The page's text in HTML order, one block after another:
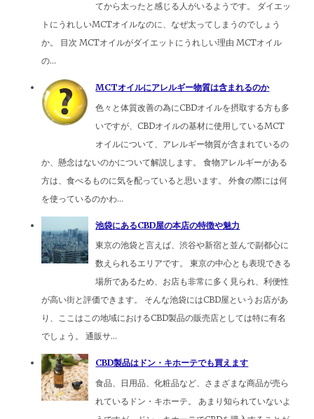
てから太ったと感じる人がいるようです。 ダイエッ
トにうれしいMCTオイルなのに、なぜ太ってしまうのでしょう
か。 目次 MCTオイルがダイエットにうれしい理由 MCTオイル
の...
MCTオイルにアレルギー物質は含まれるのか
色々と体質改善の為にCBDオイルを摂取する方も多
いですが、CBDオイルの基材に使用しているMCT
オイルについて、アレルギー物質が含まれているの
か、懸念はないのかについて解説します。 食物アレルギーがある
方は、食べるものに気を配っていると思います。 外食の際には何
を使っているのかわ...
池袋にあるCBD屋の本店の特徴や魅力
東京の池袋と言えば、渋谷や新宿と並んで副都心に
数えられるエリアです。 東京の中心とも表現できる
場所であるため、お店も非常に多く見られ、利便性
が高い街と評価できます。 そんな池袋にはCBD屋というお店があ
り、ここはこの地域におけるCBD製品の販売店としては特に有名
でしょう。 通販サ...
CBD製品はドン・キホーテでも買えます
食品、日用品、化粧品など、さまざまな商品が売ら
れているドン・キホーテ。 あまり知られていないよ